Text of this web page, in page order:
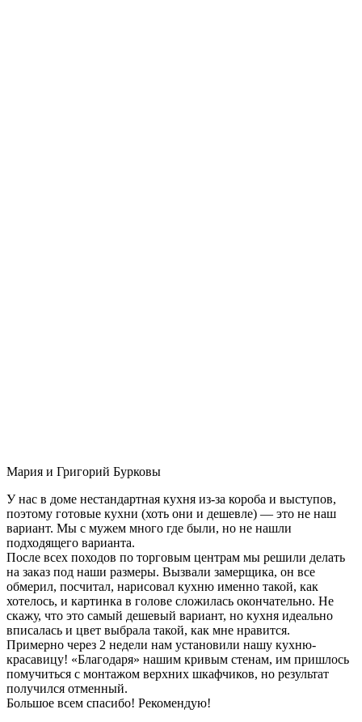
Мария и Григорий Бурковы
У нас в доме нестандартная кухня из-за короба и выступов,
поэтому готовые кухни (хоть они и дешевле) — это не наш
вариант. Мы с мужем много где были, но не нашли
подходящего варианта.
После всех походов по торговым центрам мы решили делать
на заказ под наши размеры. Вызвали замерщика, он все
обмерил, посчитал, нарисовал кухню именно такой, как
хотелось, и картинка в голове сложилась окончательно. Не
скажу, что это самый дешевый вариант, но кухня идеально
вписалась и цвет выбрала такой, как мне нравится.
Примерно через 2 недели нам установили нашу кухню-
красавицу! «Благодаря» нашим кривым стенам, им пришлось
помучиться с монтажом верхних шкафчиков, но результат
получился отменный.
Большое всем спасибо! Рекомендую!